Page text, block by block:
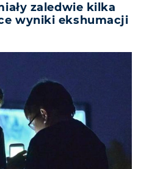
zaledwie kilka
wyniki ekshumacji